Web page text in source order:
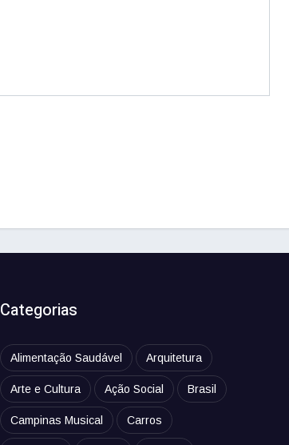
Categorias
Alimentação Saudável Arquitetura
Arte e Cultura Ação Social Brasil
Campinas Musical Carros